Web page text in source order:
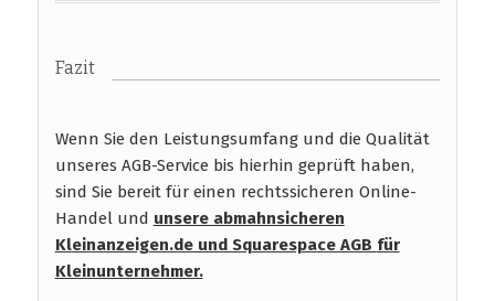
Fazit
Wenn Sie den Leistungsumfang und die Qualität
unseres AGB-Service bis hierhin geprüft haben,
sind Sie bereit für einen rechtssicheren Online-
Handel und unsere abmahnsicheren
Kleinanzeigen.de und Squarespace AGB für
Kleinunternehmer.